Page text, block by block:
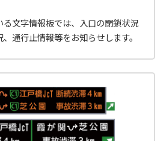
文字情報板では、入口の閉鎖状況
通行止情報等をお知らせします。